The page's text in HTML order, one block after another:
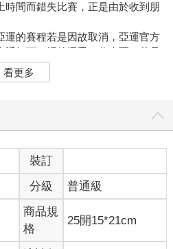
時間而錯失比賽，正是由於收到朋
運的賽程若是因故取消，亞運官方
知下一場的選手、代表團。若是
不上比賽只能算自己倒楣。
比賽之前，正好連續兩場比賽都取
好在當時亞運官方的技術總監跟我
換鞋，直接跑到現場當做熱身，我
順利趕上比賽。不過可惜的是，那
了銅牌。
驗，在挑選二〇二三年杭州亞運的
，直接選在比賽會場對面的旅館，
麼狀況要現場處理都很方便又安
看更多
裝訂
分級 普通級
商品規
格
25開15*21cm